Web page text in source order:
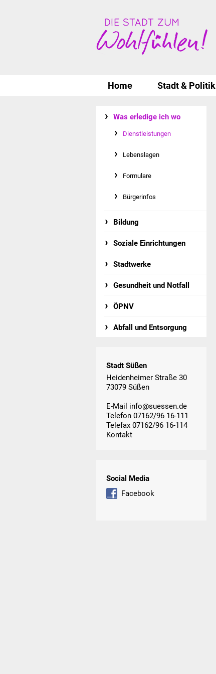
Home Stadt & Politik
Was erledige ich wo
Dienstleistungen
Lebenslagen
Formulare
Bürgerinfos
Bildung
Soziale Einrichtungen
Stadtwerke
Gesundheit und Notfall
ÖPNV
Abfall und Entsorgung
Stadt Süßen
Heidenheimer Straße 30
73079 Süßen
E-Mail info@suessen.de
Telefon 07162/96 16-111
Telefax 07162/96 16-114
Kontakt
Social Media
Facebook